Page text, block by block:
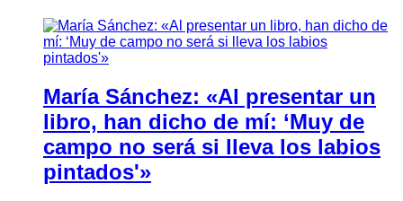
María Sánchez: «Al presentar un
libro, han dicho de mí: ‘Muy de
campo no será si lleva los labios
pintados'»